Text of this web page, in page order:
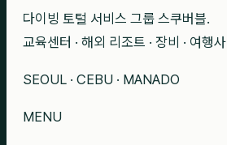
다이빙 토털 서비스 그룹 스쿠버블.
교육센터 · 해외 리조트 · 장비 · 여행사
SEOUL · CEBU · MANADO
MENU